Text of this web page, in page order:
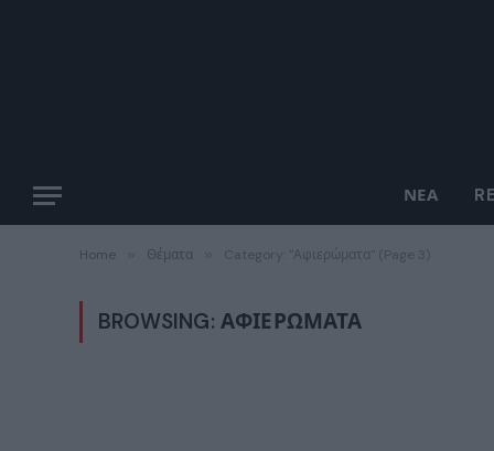
ΝΈΑ
Home Θέματα Category: "Αφιερώματα" (Page 3)
BROWSING: ΑΦΙΕΡΏΜΑΤΑ